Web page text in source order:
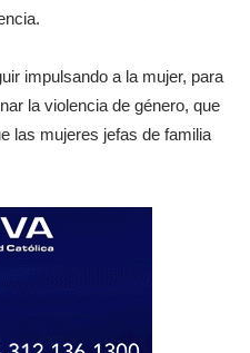
impulsando a la mujer, para
la violencia de género, que
las mujeres jefas de familia